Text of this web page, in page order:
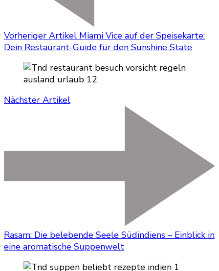
Vorheriger Artikel Miami Vice auf der Speisekarte:
Dein Restaurant-Guide für den Sunshine State
Nächster Artikel
Rasam: Die belebende Seele Südindiens – Einblick in
eine aromatische Suppenwelt